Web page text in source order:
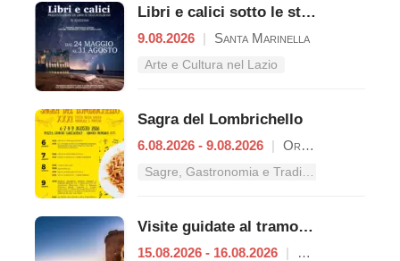
Libri e calici sotto le stelle del Castello
9.08.2026 | Santa Marinella
Arte e Cultura nel Lazio
Sagra del Lombrichello
6.08.2026 - 9.08.2026 | Oriolo Romano
Visite guidate al tramonto a Castello di Santa Severa
15.08.2026 - 16.08.2026 |